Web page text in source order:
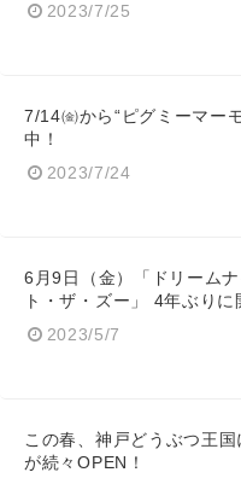
2023/7/25
7/14㈮から“ピグミーマー
中！
2023/7/24
6月9日（金）「ドリーム
ト・ザ・ズー」 4年ぶりに
2023/5/7
この春、神戸どうぶつ王
が続々OPEN！